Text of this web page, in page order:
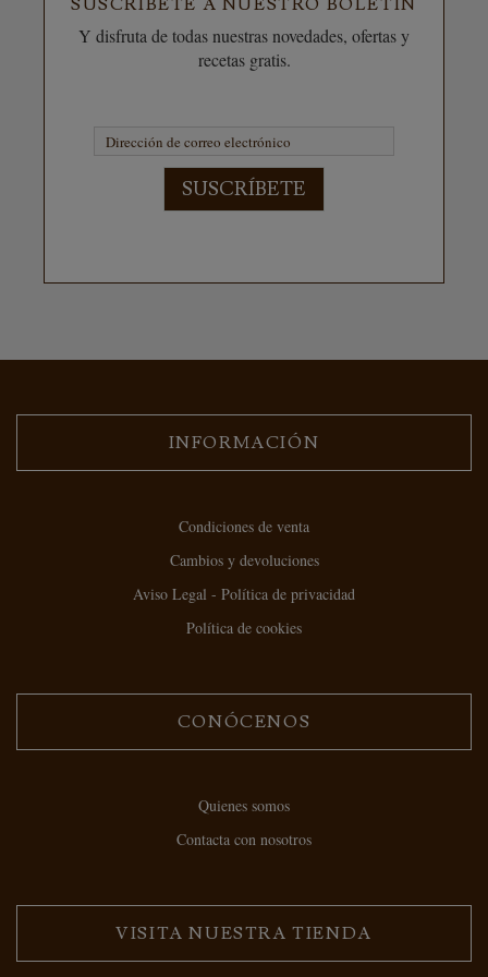
SUSCRÍBETE A NUESTRO BOLETÍN
Y disfruta de todas nuestras novedades, ofertas y
recetas gratis.
SUSCRÍBETE
INFORMACIÓN
Condiciones de venta
Cambios y devoluciones
Aviso Legal - Política de privacidad
Política de cookies
CONÓCENOS
Quienes somos
Contacta con nosotros
VISITA NUESTRA TIENDA